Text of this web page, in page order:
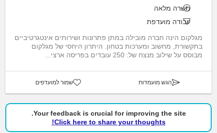
משרה מלאה
עבודה מועדפת
מגלקום הינה חברה מובילה במתן פתרונות ושירותים אינטגרטיביים
בתקשורת, מחשוב ומערכות בטחון. היתרון היחסי של מגלקום
מבוסס על שילוב מנצח של: 250 עובדים בפריסה ארצי...
הגש מועמדות שמור למועדפים
Your feedback is crucial for improving the site.
Click here to share your thoughts!